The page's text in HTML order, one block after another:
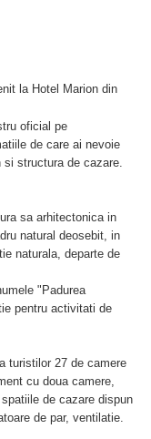
la Hotel Marion din
oficial pe
de care ai nevoie
si structura de cazare.
sa arhitectonica in
natural deosebit, in
naturala, departe de
"Padurea
pentru activitati de
turistilor 27 de camere
cu doua camere,
de cazare dispun
de par, ventilatie.